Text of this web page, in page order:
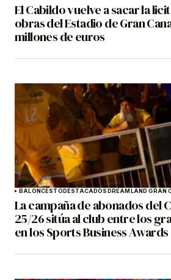
El Cabildo vuelve a sacar la
obras del Estadio de Gran
millones de euros
BALONCESTODESTACADOSDREAMLAND GRAN
La campaña de abonados del
25/26 sitúa al club entre los
en los Sports Business